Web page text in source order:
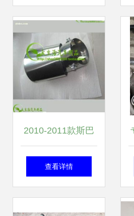
2010-2011款斯巴
鲁傲虎配件选购指
查看详情